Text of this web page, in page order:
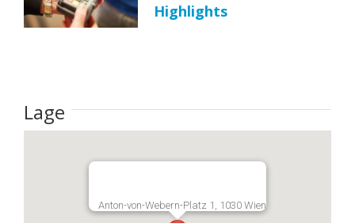
Highlights
Lage
Anton-von-Webern-Platz 1, 1030 Wien